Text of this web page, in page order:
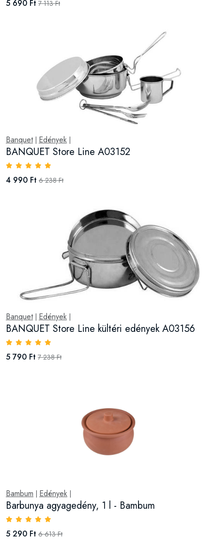
5 690 Ft 7 113 Ft
Banquet| Edények |
BANQUET Store Line A03152
4 990 Ft 6 238 Ft
Banquet| Edények |
BANQUET Store Line kültéri edények A03156
5 790 Ft 7 238 Ft
Bambum | Edények |
Barbunya agyagedény, 1 l - Bambum
5 290 Ft 6 613 Ft